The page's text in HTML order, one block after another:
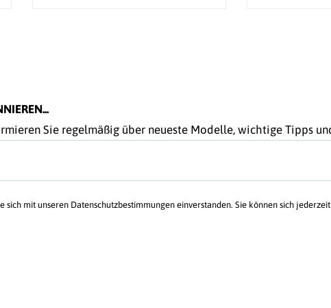
Sie regelmäßig über neueste Modelle, wichtige Tipps
sich mit unseren Datenschutzbestimmungen einverstanden. Sie können sich